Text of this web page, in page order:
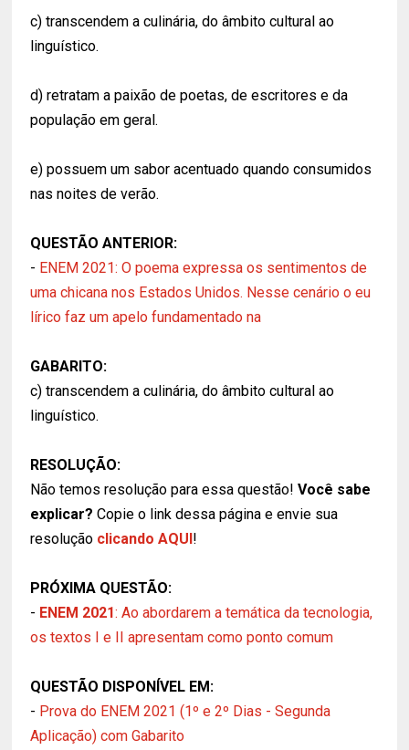
c) transcendem a culinária, do âmbito cultural ao
linguístico.
d) retratam a paixão de poetas, de escritores e da
população em geral.
e) possuem um sabor acentuado quando consumidos
nas noites de verão.
QUESTÃO ANTERIOR:
- ENEM 2021: O poema expressa os sentimentos de
uma chicana nos Estados Unidos. Nesse cenário o eu
lírico faz um apelo fundamentado na
GABARITO:
c) transcendem a culinária, do âmbito cultural ao
linguístico.
RESOLUÇÃO:
Não temos resolução para essa questão!Você sabe
explicar? Copie o link dessa página e envie sua
resolução clicando AQUI!
PRÓXIMA QUESTÃO:
- ENEM 2021: Ao abordarem a temática da tecnologia,
os textos I e II apresentam como ponto comum
QUESTÃO DISPONÍVEL EM:
- Prova do ENEM 2021 (1º e 2º Dias - Segunda
Aplicação) com Gabarito